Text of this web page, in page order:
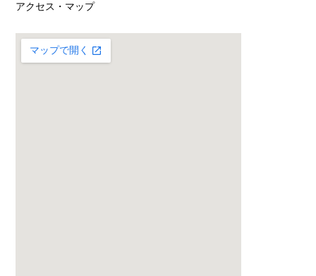
アクセス・マップ